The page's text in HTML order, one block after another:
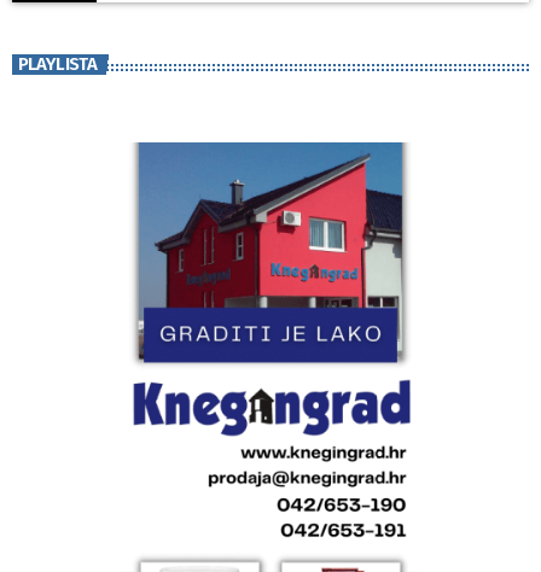
PLAYLISTA